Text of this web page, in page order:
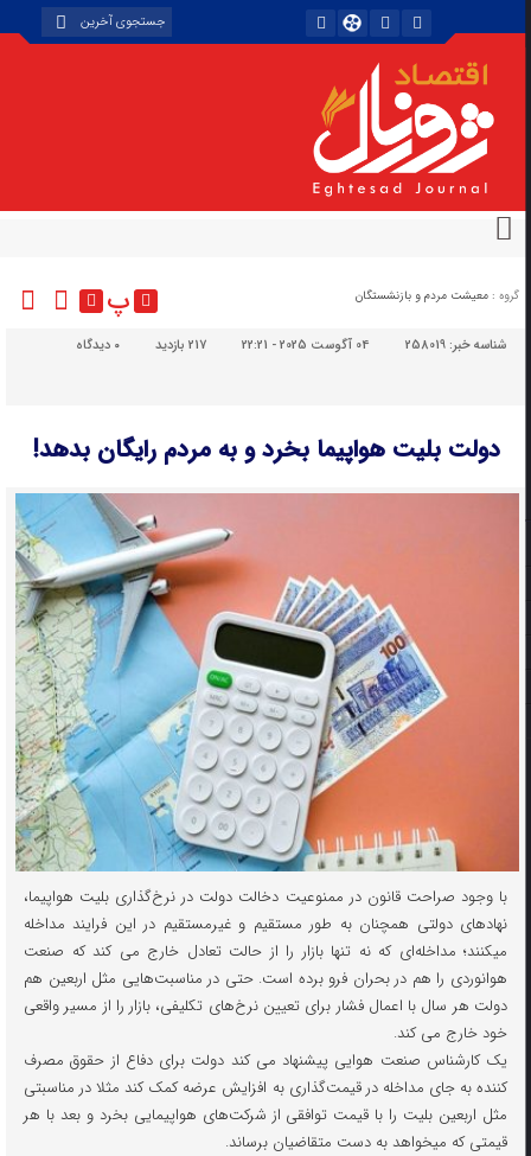
گروه : معیشت مردم و بازنشستگان پ
شناسه خبر:258019 04 آگوست 2025 - 22:21 217 بازدید دیدگاه
دولت بلیت هواپیما بخرد و به مردم رایگان بدهد!
با وجود صراحت قانون در ممنوعیت دخالت دولت در نرخ‌گذاری بلیت هواپیما،
نهادهای دولتی همچنان به طور مستقیم و غیرمستقیم در این فرایند مداخله
میکنند؛ مداخله‌ای که نه تنها بازار را از حالت تعادل خارج می کند که صنعت
هوانوردی را هم در بحران فرو برده است. حتی در مناسبت‌هایی مثل اربعین هم
دولت هر سال با اعمال فشار برای تعیین نرخ‌های تکلیفی، بازار را از مسیر واقعی
خود خارج می کند.
یک کارشناس صنعت هوایی پیشنهاد می کند دولت برای دفاع از حقوق مصرف
کننده به جای مداخله در قیمت‌گذاری به افزایش عرضه کمک کند مثلا در مناسبتی
مثل اربعین بلیت را با قیمت توافقی از شرکت‌های هواپیمایی بخرد و بعد با هر
قیمتی که میخواهد به دست متقاضیان برساند.